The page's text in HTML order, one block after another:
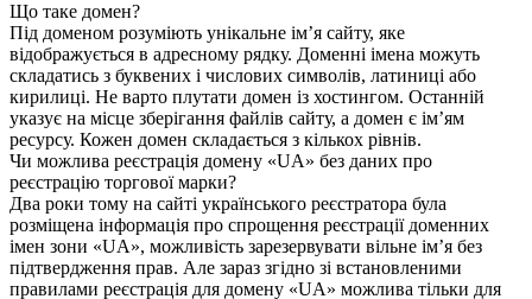
Що таке домен?
Під доменом розуміють унікальне ім’я сайту, яке
відображується в адресному рядку. Доменні імена можуть
складатись з буквених і числових символів, латиниці або
кирилиці. Не варто плутати домен із хостингом. Останній
указує на місце зберігання файлів сайту, а домен є ім’ям
ресурсу. Кожен домен складається з кількох рівнів.
Чи можлива реєстрація домену «UA» без даних про
реєстрацію торгової марки?
Два роки тому на сайті українського реєстратора була
розміщена інформація про спрощення реєстрації доменних
імен зони «UA», можливість зарезервувати вільне ім’я без
підтвердження прав. Але зараз згідно зі встановленими
правилами реєстрація для домену «UA» можлива тільки для